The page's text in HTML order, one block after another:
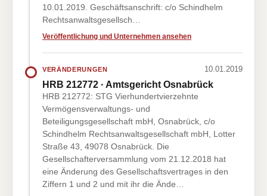
10.01.2019. Geschäftsanschrift: c/o Schindhelm
Rechtsanwaltsgesellsch…
Veröffentlichung und Unternehmen ansehen
VERÄNDERUNGEN 10.01.2019
HRB 212772 · Amtsgericht Osnabrück
HRB 212772: STG Vierhundertvierzehnte
Vermögensverwaltungs- und
Beteiligungsgesellschaft mbH, Osnabrück, c/o
Schindhelm Rechtsanwaltsgesellschaft mbH, Lotter
Straße 43, 49078 Osnabrück. Die
Gesellschafterversammlung vom 21.12.2018 hat
eine Änderung des Gesellschaftsvertrages in den
Ziffern 1 und 2 und mit ihr die Ände…